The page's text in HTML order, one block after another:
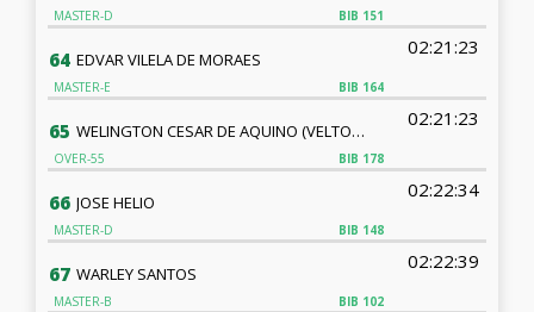
BIB 151
MASTER-D
64
BIB 164
EDVAR VILELA DE MORAES
02:21:23
MASTER-E
65
BIB 178
WELINGTON CESAR DE AQUINO (VELTON AQUINO)
02:21:23
OVER-55
66
BIB 148
JOSE HELIO
02:22:34
MASTER-D
67
BIB 102
WARLEY SANTOS
02:22:39
MASTER-B